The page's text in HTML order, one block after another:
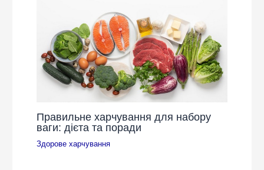
Правильне харчування для набору
ваги: дієта та поради
Здорове харчування